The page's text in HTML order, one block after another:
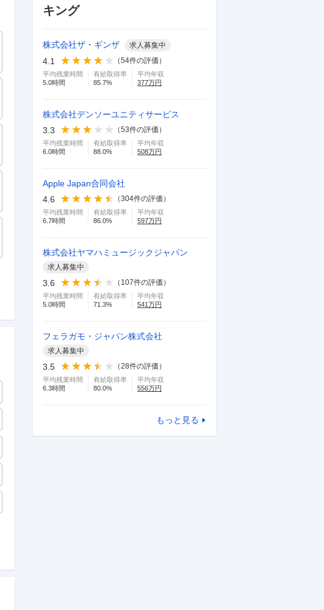
キング
株式会社ザ・ギンザ 求人募集中
4.1 （54件の評価）
平均残業時間
5.0時間
有給取得率
85.7%
平均年収
377万円
株式会社デンソーユニティサービス
3.3
（53件の評価）
平均残業時間
6.0時間
有給取得率
88.0%
平均年収
508万円
Apple Japan合同会社
4.6
（304件の評価）
平均残業時間
6.7時間
有給取得率
86.0%
平均年収
597万円
株式会社ヤマハミュージックジャパン
求人募集中
3.6 （ 107件の評価）
平均残業時間
5.0時間
有給取得率
71.3%
平均年収
541 万円
フェラガモ・ジャパン株式会社
求人募集中
3.5 （28件の評価）
平均残業時間
6.3時間
有給取得率
80.0%
平均年収
556万円
もっと見る